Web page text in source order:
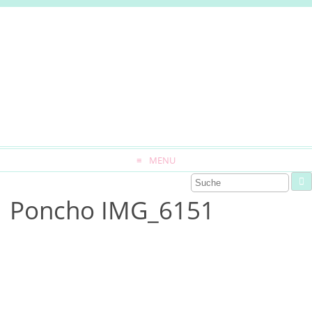
MENU
Poncho IMG_6151